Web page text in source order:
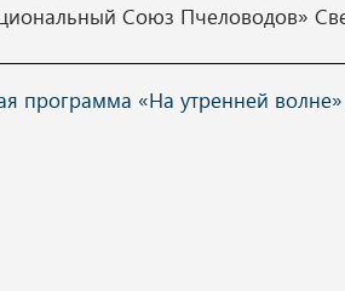
Союз Пчеловодов»
программа «На утренней волне»